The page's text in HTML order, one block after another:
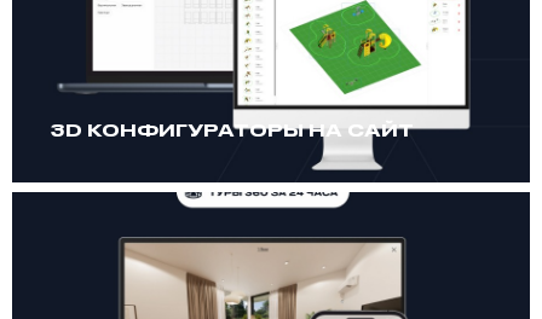
3D КОНФИГУРАТОРЫ НА САЙТ